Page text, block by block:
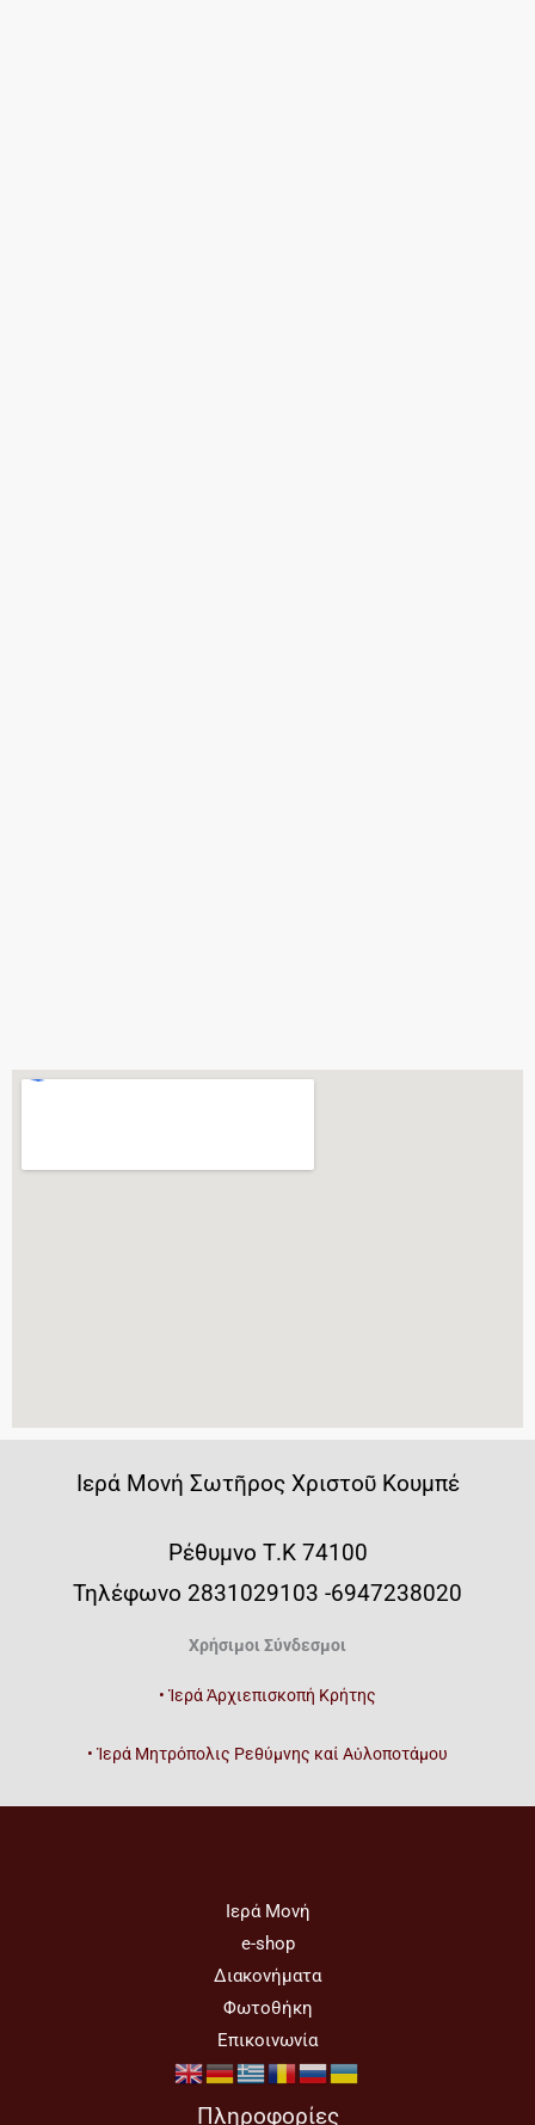
Iερά Μονή Σωτῆρος Χριστοῦ Κουμπέ
Ρέθυμνο Τ.Κ 74100
Τηλέφωνο 2831029103 -6947238020
Χρήσιμοι Σύνδεσμοι
• Ἱερά Ἀρχιεπισκοπή Κρήτης
• Ἱερά Μητρόπολις Ρεθύμνης καί Αὐλοποτάμου
Ιερά Μονή
e-shop
Διακονήματα
Φωτοθήκη
Επικοινωνία
Πληροφορίες